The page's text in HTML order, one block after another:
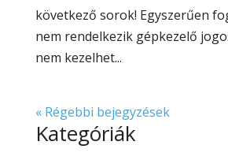
következő sorok! Egyszerűen
nem rendelkezik gépkezelő
nem kezelhet...
« Régebbi bejegyzések
Kategóriák